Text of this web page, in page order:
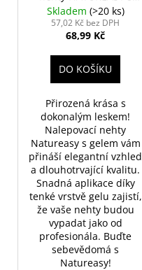
gelem č. 06
Skladem (>20 ks)
57,02 Kč bez DPH
68,99 Kč
DO KOŠÍKU
Přirozená krása s
dokonalým leskem!
Nalepovací nehty
Natureasy s gelem vám
přináší elegantní vzhled
a dlouhotrvající kvalitu.
Snadná aplikace díky
tenké vrstvě gelu zajistí,
že vaše nehty budou
vypadat jako od
profesionála. Buďte
sebevědomá s
Natureasy!
KONTUROVACÍ
TUŽKA
OČI
VYSOUVACÍ
OŘEZÁVÁTKEM
ČERNÁ